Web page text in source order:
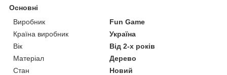
Основні
Виробник
Fun Game
Країна виробник
Україна
Вік
Від 2-х років
Матеріал
Дерево
Стан
Новий